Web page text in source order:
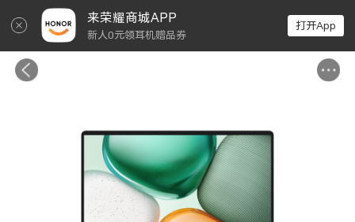
来荣耀商城APP
新人0元领耳机赠品券
打开App